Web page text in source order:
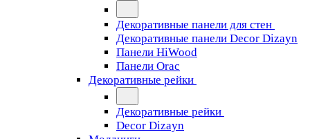
Декоративные панели для стен
Декоративные панели Decor Dizayn
Панели HiWood
Панели Orac
Декоративные рейки
Декоративные рейки
Decor Dizayn